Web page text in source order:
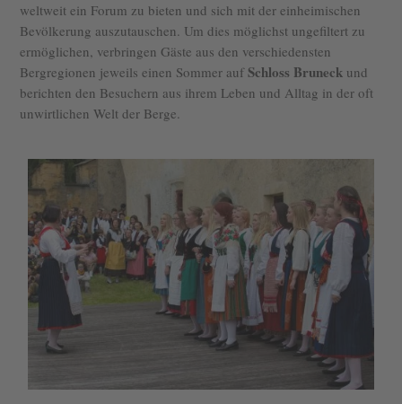
weltweit ein Forum zu bieten und sich mit der einheimischen
Bevölkerung auszutauschen. Um dies möglichst ungefiltert zu
ermöglichen, verbringen Gäste aus den verschiedensten
Bergregionen jeweils einen Sommer aufSchloss Bruneck und
berichten den Besuchern aus ihrem Leben und Alltag in der oft
unwirtlichen Welt der Berge.